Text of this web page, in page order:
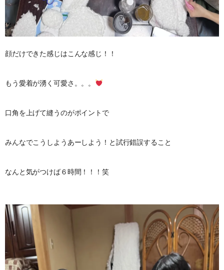
顔だけできた感じはこんな感じ！！
もう愛着が湧く可愛さ。。。
口角を上げて縫うのがポイントで
みんなでこうしようあーしよう！と試行錯誤すること
なんと気がつけば６時間！！！笑